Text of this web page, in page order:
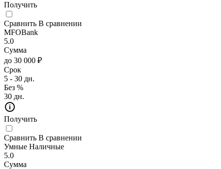
Получить
Сравнить В сравнении
MFOBank
5.0
Сумма
до 30 000 ₽
Срок
5 - 30 дн.
Без %
30 дн.
Получить
Сравнить В сравнении
Умные Наличные
5.0
Сумма